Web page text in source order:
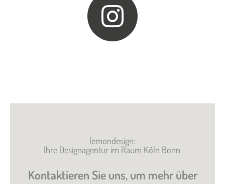
lemondesign:
Ihre Designagentur im Raum Köln Bonn.
Kontaktieren Sie uns, um mehr über